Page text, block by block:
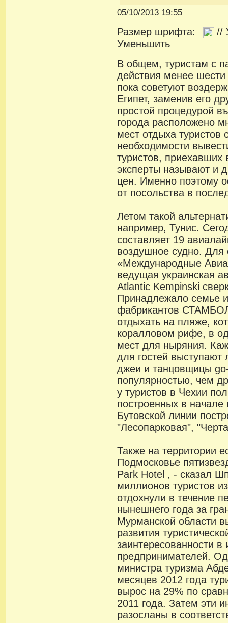
05/10/2013 19:55
Размер шрифта: //
Уменьшить
В общем, туристам с
действия менее
пока советуют
Египет, заменив его
простой процедурой
города расположено
мест отдыха
необходимости
туристов, приехавших
эксперты называют и
цен. Именно поэтому
от посольства в
Летом такой
например, Тунис.
составляет 19
воздушное судно. Для
«Международные
ведущая украинская
Atlantic Kempinski
Принадлежало семье
фабрикантов
отдыхать на пляже,
коралловом рифе, в
мест для ныряния.
для гостей
джеи и танцовщицы
популярностью, чем
у туристов в Чехии
построенных в
Бутовской линии
"Лесопарковая",
Также на территории
Подмосковье
Park Нotel , - сказал
миллионов туристов
отдохнули в течение
нынешнего года за
Мурманской области
развития
заинтересованности в
предпринимателей.
министра туризма
месяцев 2012 года
вырос на 29% по
2011 года. Затем эти
разосланы в